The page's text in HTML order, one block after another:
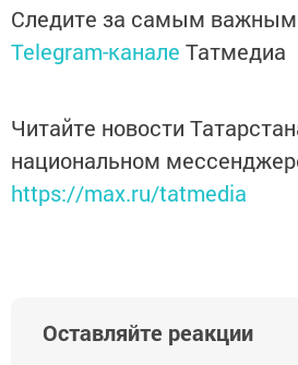
Следите за самым
Telegram-канале Татмедиа
Читайте новости
национальном
https://max.ru/tatmedia
Оставляйте реакции